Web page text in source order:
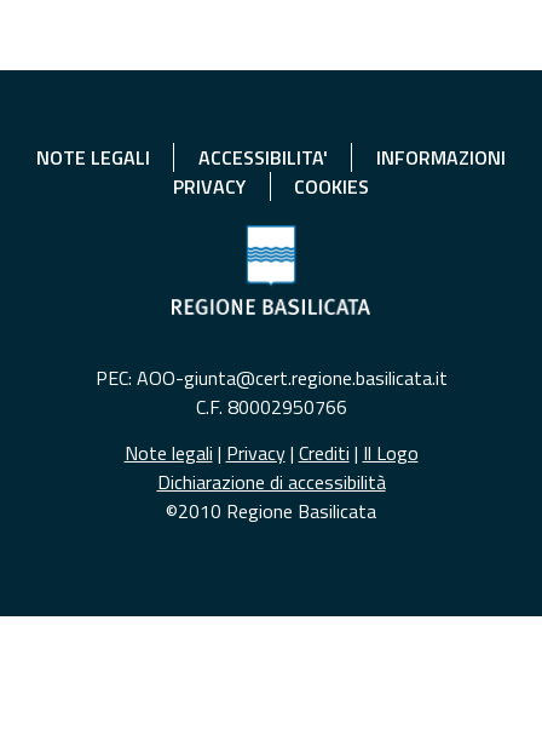
NOTE LEGALI ACCESSIBILITA'
INFORMAZIONI
PRIVACY
COOKIES
PEC: AOO-giunta@cert.regione.basilicata.it
C.F. 80002950766
Note legali | Privacy| Crediti | Il Logo
Dichiarazione di accessibilità
©2010 Regione Basilicata